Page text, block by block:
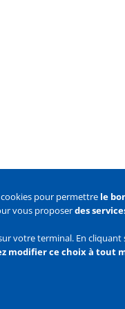
pour permettre le
vous proposerdes
votre terminal. En
modifier ce choix à tout